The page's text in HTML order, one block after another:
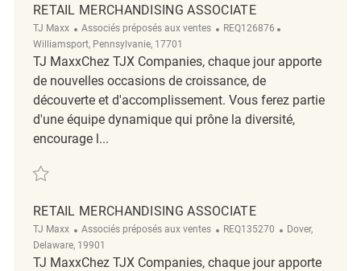
RETAIL MERCHANDISING ASSOCIATE
TJ Maxx Catégorie
Associés préposés aux ventes ReqId
REQ126876
Williamsport, Pennsylvanie, 17701
TJ MaxxChez TJX Companies, chaque jour apporte
de nouvelles occasions de croissance, de
découverte et d'accomplissement. Vous ferez partie
d'une équipe dynamique qui prône la diversité,
encourage l...
Sauvegarder RETAIL MERCHANDISING ASSOCIATE REQ126876
RETAIL MERCHANDISING ASSOCIATE
TJ Maxx Catégorie
Associés préposés aux ventes ReqId
REQ135270 Emplacement
Dover,
Delaware, 19901
TJ MaxxChez TJX Companies, chaque jour apporte